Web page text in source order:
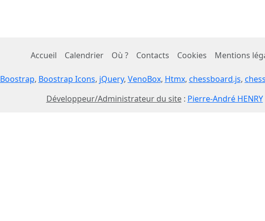
Accueil Calendrier Où ? Contacts Cookies Mentions
Boostrap, Boostrap Icons, jQuery, VenoBox, Htmx, chessboard.js,
Développeur/Administrateur du site: Pierre-André HENRY